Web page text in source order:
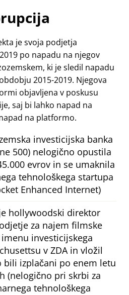
je svoja podjetja
po napadu na njegov
ki je sledil napadu
2015-2019. Njegova
objavljena v poskusu
saj bi lahko napad na
na platformo.
investicijska banka
500) nelogično opustila
evrov in se umaknila
tehnološkega startupa
Enhanced Internet)
hollywoodski direktor
za najem filmske
investicijskega
v ZDA in vložil
bili izplačani po enem letu
(nelogično pri skrbi za
tehnološkega